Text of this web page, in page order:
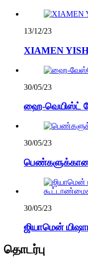
13/12/23
XIAMEN
30/05/23
ஹை-வெயிஸ்ட்
30/05/23
பெண்களுக்கான
30/05/23
ஜியாமென்
தொடர்பு